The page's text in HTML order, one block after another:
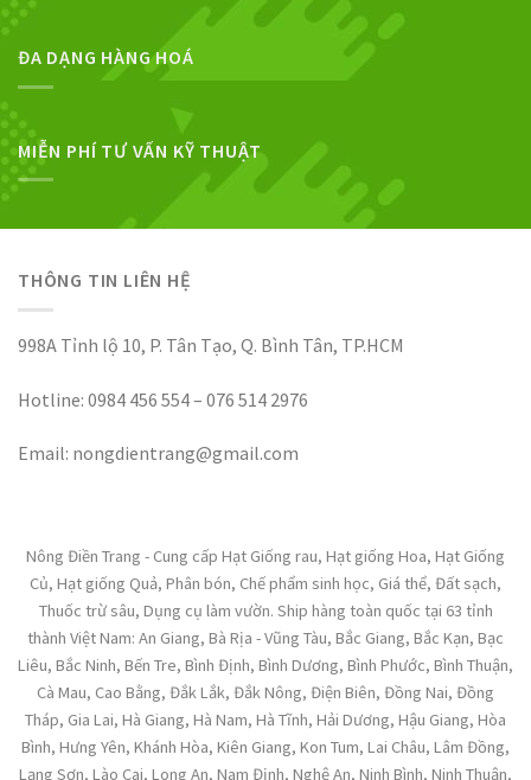
ĐA DẠNG HÀNG HOÁ
MIỄN PHÍ TƯ VẤN KỸ THUẬT
THÔNG TIN LIÊN HỆ
998A Tỉnh lộ 10, P. Tân Tạo, Q. Bình Tân, TP.HCM
Hotline: 0984 456 554 – 076 514 2976
Email: nongdientrang@gmail.com
Nông Điền Trang - Cung cấp Hạt Giống rau, Hạt giống Hoa, Hạt Giống
Củ, Hạt giống Quả, Phân bón, Chế phẩm sinh học, Giá thể, Đất sạch,
Thuốc trừ sâu, Dụng cụ làm vườn. Ship hàng toàn quốc tại 63 tỉnh
thành Việt Nam: An Giang, Bà Rịa - Vũng Tàu, Bắc Giang, Bắc Kạn, Bạc
Liêu, Bắc Ninh, Bến Tre, Bình Định, Bình Dương, Bình Phước, Bình Thuận,
Cà Mau, Cao Bằng, Đắk Lắk, Đắk Nông, Điện Biên, Đồng Nai, Đồng
Tháp, Gia Lai, Hà Giang, Hà Nam, Hà Tĩnh, Hải Dương, Hậu Giang, Hòa
Bình, Hưng Yên, Khánh Hòa, Kiên Giang, Kon Tum, Lai Châu, Lâm Đồng,
Lạng Sơn, Lào Cai, Long An, Nam Định, Nghệ An, Ninh Bình, Ninh Thuận,